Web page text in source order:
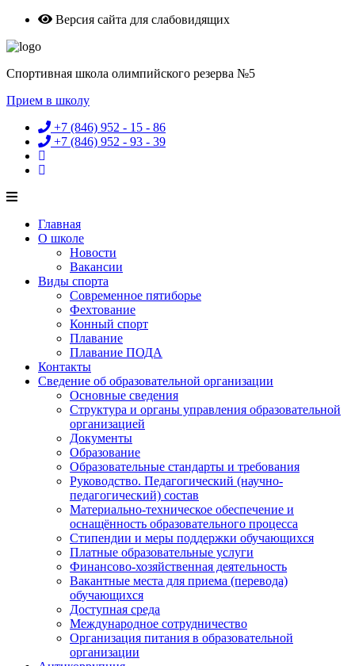
Версия сайта для слабовидящих
Спортивная школа олимпийского резерва №5
Прием в школу
+7 (846) 952 - 15 - 86
+7 (846) 952 - 93 - 39
Главная
О школе
Новости
Вакансии
Виды спорта
Современное пятиборье
Фехтование
Конный спорт
Плавание
Плавание ПОДА
Контакты
Сведение об образовательной организации
Основные сведения
Структура и органы управления образовательной
организацией
Документы
Образование
Образовательные стандарты и требования
Руководство. Педагогический (научно-
педагогический) состав
Материально-техническое обеспечение и
оснащённость образовательного процесса
Стипендии и меры поддержки обучающихся
Платные образовательные услуги
Финансово-хозяйственная деятельность
Вакантные места для приема (перевода)
обучающихся
Доступная среда
Международное сотрудничество
Организация питания в образовательной
организации